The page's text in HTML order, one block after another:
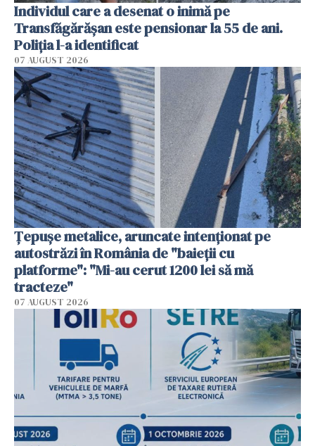
Individul care a desenat o inimă pe
Transfăgărășan este pensionar la 55 de ani.
Poliția l-a identificat
07 AUGUST 2026
Țepușe metalice, aruncate intenționat pe
autostrăzi în România de "baieții cu
platforme": "Mi-au cerut 1200 lei să mă
tracteze"
07 AUGUST 2026